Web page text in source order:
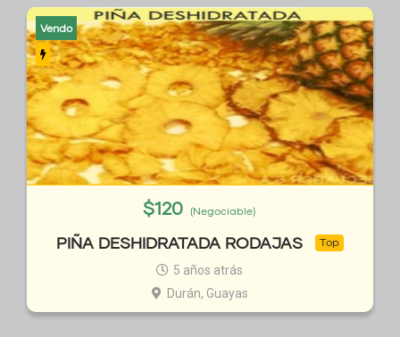
Vendo
$120 (Negociable)
PIÑA DESHIDRATADA RODAJAS Top
5 años atrás
Durán, Guayas